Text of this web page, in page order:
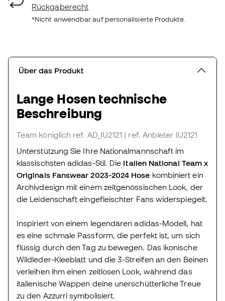
Rückgaberecht
*Nicht anwendbar auf personalisierte Produkte.
Über das Produkt
Lange Hosen technische
Beschreibung
Team königlich ref. AD_IU2121 | ref. Anbieter IU2121
Unterstützung Sie Ihre Nationalmannschaft im
klassischsten adidas-Stil. Die Italien National Team x
Originals Fanswear 2023-2024 Hose kombiniert ein
Archivdesign mit einem zeitgenössischen Look, der
die Leidenschaft eingefleischter Fans widerspiegelt.
Inspiriert von einem legendären adidas-Modell, hat
es eine schmale Passform, die perfekt ist, um sich
flüssig durch den Tag zu bewegen. Das ikonische
Wildleder-Kleeblatt und die 3-Streifen an den Beinen
verleihen ihm einen zeitlosen Look, während das
italienische Wappen deine unerschütterliche Treue
zu den Azzurri symbolisiert.